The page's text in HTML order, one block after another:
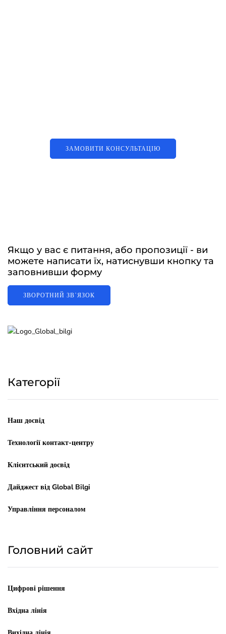
ЗАМОВИТИ КОНСУЛЬТАЦІЮ
Якщо у вас є питання, або пропозиції - ви
можете написати їх, натиснувши кнопку та
заповнивши форму
ЗВОРОТНИЙ ЗВʼЯЗОК
Категорії
Наш досвід
Технології контакт-центру
Клієнтський досвід
Дайджест від Global Bilgi
Управління персоналом
Головний сайт
Цифрові рішення
Вхідна лінія